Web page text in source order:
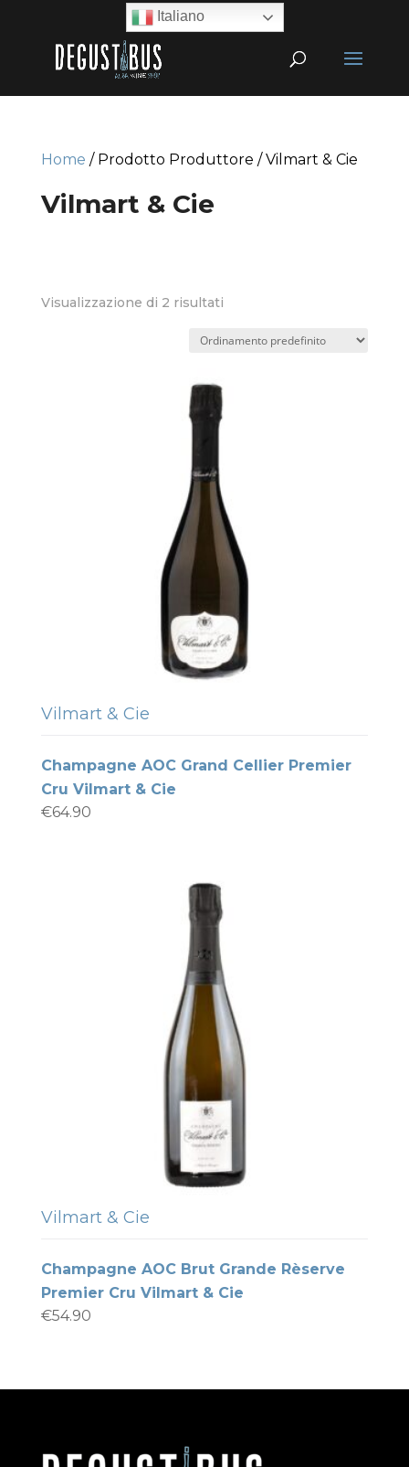
Home / Prodotto Produttore / Vilmart & Cie
Vilmart & Cie
Visualizzazione di 2 risultati
Vilmart & Cie
Champagne AOC Grand Cellier Premier
Cru Vilmart & Cie
€64.90
Vilmart & Cie
Champagne AOC Brut Grande Rèserve
Premier Cru Vilmart & Cie
€54.90
Italiano